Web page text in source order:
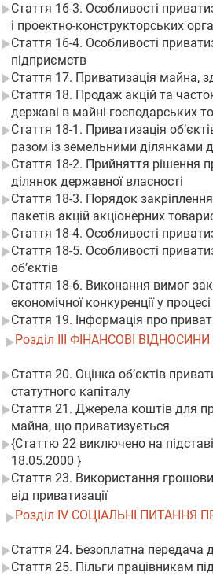
Стаття 16-3. Особливості
і проектно-конструкторських
Стаття 16-4. Особливості
підприємств
Стаття 17. Приватизація майна,
Стаття 18. Продаж акцій та
державі в майні господарських
Стаття 18-1. Приватизація
разом із земельними ділянками
Стаття 18-2. Прийняття рішення
ділянок державної власності
Стаття 18-3. Порядок
пакетів акцій акціонерних
Стаття 18-4. Особливості
Стаття 18-5. Особливості
об’єктів
Стаття 18-6. Виконання вимог
економічної конкуренції у
Стаття 19. Інформація про
Розділ III ФІНАНСОВІ
Стаття 20. Оцінка об’єктів
статутного капіталу
Стаття 21. Джерела коштів для
майна, що приватизується
{Статтю 22 виключено на
18.05.2000 }
Стаття 23. Використання
від приватизації
Розділ IV СОЦІАЛЬНІ ПИТАННЯ
Стаття 24. Безоплатна передача
Стаття 25. Пільги працівникам